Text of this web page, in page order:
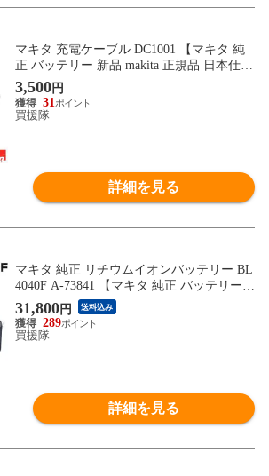
マキタ 充電ケーブル DC1001 【マキタ 純
正 バッテリー 新品 makita 正規品 日本仕様
充電池 充電式 バッテリー式 電動 交換品
オプション 替え 工具 diy 純正品 バッテリ
交換 リチウムイオン 電池】【おしゃれ お
3,500円
31
買援隊
詳細を見る
マキタ 純正 リチウムイオンバッテリー BL
4040F A-73841 【マキタ 純正 バッテリー
新品 makita 正規品 日本仕様 充電式 バッテ
リー式 電動 交換品 オプション 替え 工具 d
iy 充電池 交換 リチウムイオン 電池】【お
31,800円 送料込み
289
買援隊
詳細を見る